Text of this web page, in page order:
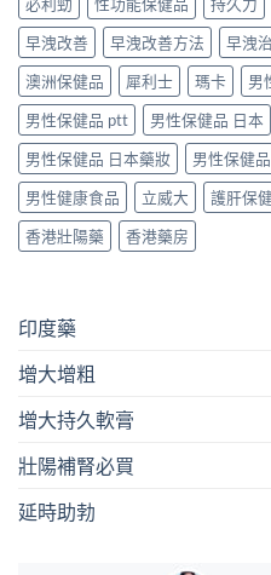
必利勁
性功能保健品 持久力
早洩改善
早洩改善方法 早洩
澳洲保健品
犀利士 瑪卡 男
男性保健品 ptt
男性保健品 日本
男性保健品 日本藥妝
男性保健
男性健康食品
立威大 護肝保
香港壯陽藥
香港藥房
印度藥
增大增粗
增大持久軟膏
壯陽補腎必買
延時助勃